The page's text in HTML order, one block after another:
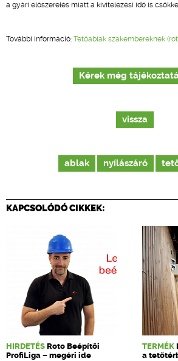
a gyári előszerelés miatt a kivitelezési idő is
További információ: Tetőablak szakembereknek
Kérek még
vissza
ablak nyílászáró
KAPCSOLÓDÓ CIKKEK:
HIRDETÉS Roto Beépítői
ProfiLiga – megéri ide
TERMÉK
a